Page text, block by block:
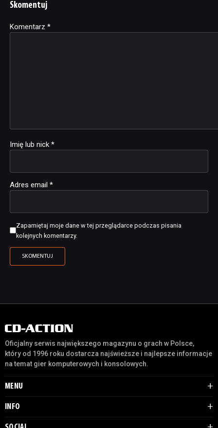
Skomentuj
Komentarz *
Imię lub nick *
Adres email *
Zapamiętaj moje dane w tej przeglądarce podczas pisania
kolejnych komentarzy.
Alternative:
Oficjalny serwis największego magazynu o grach w Polsce,
który od 1996 roku dostarcza najświeższe i najlepsze informacje
na temat gier komputerowych i konsolowych.
MENU
INFO